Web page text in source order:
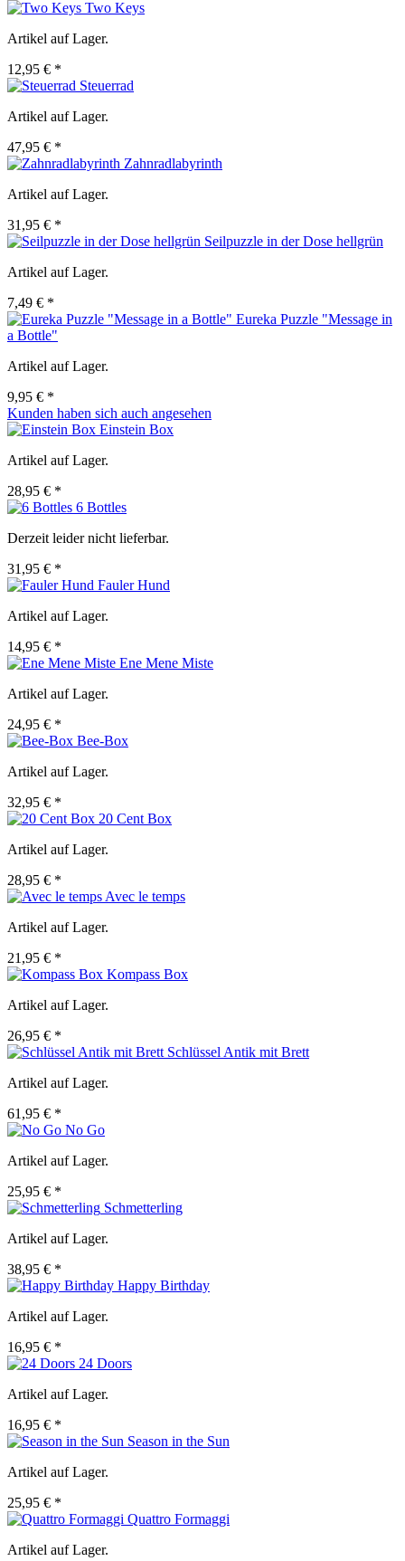
Two Keys
Artikel auf Lager.
12,95 € *
Steuerrad
Artikel auf Lager.
47,95 € *
Zahnradlabyrinth
Artikel auf Lager.
31,95 € *
Seilpuzzle in der Dose hellgrün
Artikel auf Lager.
7,49 € *
Eureka Puzzle "Message in
a Bottle"
Artikel auf Lager.
9,95 € *
Kunden haben sich auch angesehen
Einstein Box
Artikel auf Lager.
28,95 € *
6 Bottles
Derzeit leider nicht lieferbar.
31,95 € *
Fauler Hund
Artikel auf Lager.
14,95 € *
Ene Mene Miste
Artikel auf Lager.
24,95 € *
Bee-Box
Artikel auf Lager.
32,95 € *
20 Cent Box
Artikel auf Lager.
28,95 € *
Avec le temps
Artikel auf Lager.
21,95 € *
Kompass Box
Artikel auf Lager.
26,95 € *
Schlüssel Antik mit Brett
Artikel auf Lager.
61,95 € *
No Go
Artikel auf Lager.
25,95 € *
Schmetterling
Artikel auf Lager.
38,95 € *
Happy Birthday
Artikel auf Lager.
16,95 € *
24 Doors
Artikel auf Lager.
16,95 € *
Season in the Sun
Artikel auf Lager.
25,95 € *
Quattro Formaggi
Artikel auf Lager.